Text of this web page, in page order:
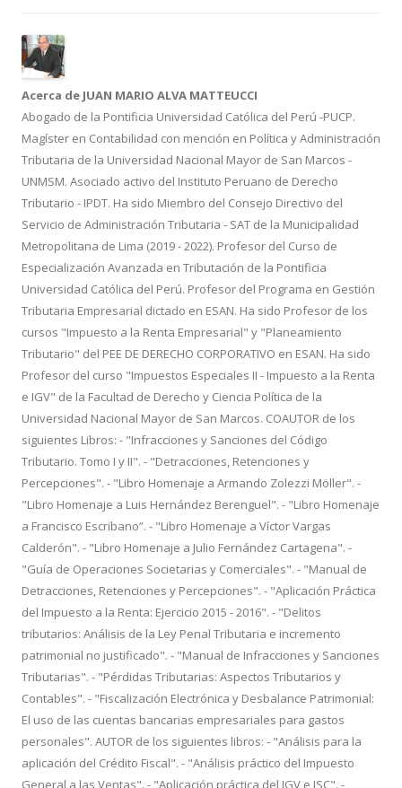
k
Acerca de JUAN MARIO ALVA MATTEUCCI
Abogado de la Pontificia Universidad Católica del Perú -PUCP.
Magíster en Contabilidad con mención en Política y Administración
Tributaria de la Universidad Nacional Mayor de San Marcos -
UNMSM. Asociado activo del Instituto Peruano de Derecho
Tributario - IPDT. Ha sido Miembro del Consejo Directivo del
Servicio de Administración Tributaria - SAT de la Municipalidad
Metropolitana de Lima (2019 - 2022). Profesor del Curso de
Especialización Avanzada en Tributación de la Pontificia
Universidad Católica del Perú. Profesor del Programa en Gestión
Tributaria Empresarial dictado en ESAN. Ha sido Profesor de los
cursos "Impuesto a la Renta Empresarial" y "Planeamiento
Tributario" del PEE DE DERECHO CORPORATIVO en ESAN. Ha sido
Profesor del curso "Impuestos Especiales II - Impuesto a la Renta
e IGV" de la Facultad de Derecho y Ciencia Política de la
Universidad Nacional Mayor de San Marcos. COAUTOR de los
siguientes Libros: - "Infracciones y Sanciones del Código
Tributario. Tomo I y II". - "Detracciones, Retenciones y
Percepciones". - "Libro Homenaje a Armando Zolezzi Möller". -
"Libro Homenaje a Luis Hernández Berenguel". - "Libro Homenaje
a Francisco Escribano”. - "Libro Homenaje a Víctor Vargas
Calderón". - "Libro Homenaje a Julio Fernández Cartagena". -
"Guía de Operaciones Societarias y Comerciales". - "Manual de
Detracciones, Retenciones y Percepciones". - "Aplicación Práctica
del Impuesto a la Renta: Ejercicio 2015 - 2016". - "Delitos
tributarios: Análisis de la Ley Penal Tributaria e incremento
patrimonial no justificado". - "Manual de Infracciones y Sanciones
Tributarias". - "Pérdidas Tributarias: Aspectos Tributarios y
Contables". - "Fiscalización Electrónica y Desbalance Patrimonial:
El uso de las cuentas bancarias empresariales para gastos
personales". AUTOR de los siguientes libros: - "Análisis para la
aplicación del Crédito Fiscal". - "Análisis práctico del Impuesto
General a las Ventas". - "Aplicación práctica del IGV e ISC". -